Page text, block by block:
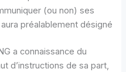
(ou non) ses
préalablement désigné
a connaissance du
d’instructions de sa part,